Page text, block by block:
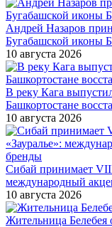
Андрей Назаров
Бугабашской иконы
10 августа 2026
В реку Кага
Башкортостане
10 августа 2026
Сибай принимает
международный
10 августа 2026
Жительница Белебея